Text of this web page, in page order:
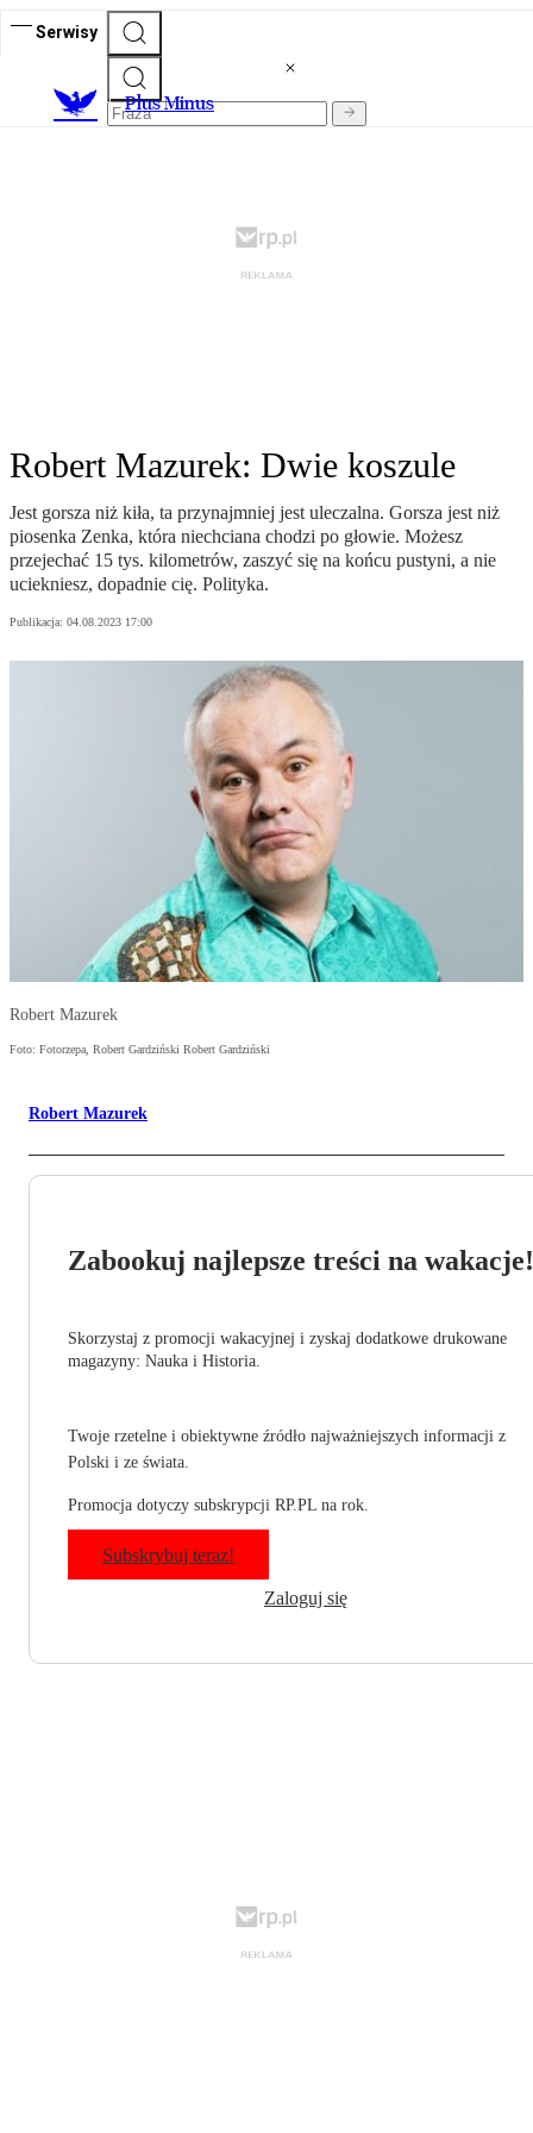
Serwisy
Plus Minus
Robert Mazurek: Dwie koszule
Jest gorsza niż kiła, ta przynajmniej jest uleczalna. Gorsza jest niż
piosenka Zenka, która niechciana chodzi po głowie. Możesz
przejechać 15 tys. kilometrów, zaszyć się na końcu pustyni, a nie
uciekniesz, dopadnie cię. Polityka.
Publikacja: 04.08.2023 17:00
Robert Mazurek
Foto: Fotorzepa, Robert Gardziński Robert Gardziński
Robert Mazurek
Zabookuj najlepsze treści na wakacje!
Skorzystaj z promocji wakacyjnej i zyskaj dodatkowe drukowane
magazyny: Nauka i Historia.
Twoje rzetelne i obiektywne źródło najważniejszych informacji z
Polski i ze świata.
Promocja dotyczy subskrypcji RP.PL na rok.
Subskrybuj teraz!
Zaloguj się